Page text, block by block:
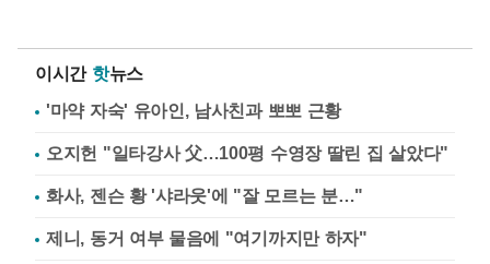
이시간 핫뉴스
'마약 자숙' 유아인, 남사친과 뽀뽀 근황
오지헌 "일타강사 父…100평 수영장 딸린 집 살았다"
화사, 젠슨 황 '샤라웃'에 "잘 모르는 분…"
제니, 동거 여부 물음에 "여기까지만 하자"